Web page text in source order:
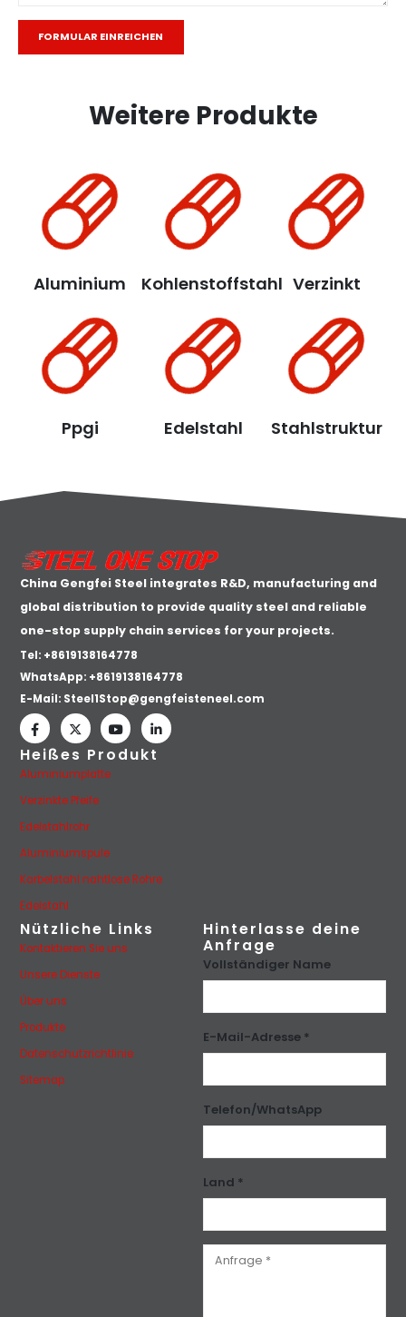
Weitere Produkte
Aluminium Kohlenstoffstahl Verzinkt
Ppgi Edelstahl Stahlstruktur
China Gengfei Steel integrates R&D, manufacturing and
global distribution to provide quality steel and reliable
one-stop supply chain services for your projects.
Tel: +8619138164778
WhatsApp: +8619138164778
E-Mail: Steel1Stop@gengfeisteneel.com
Heißes Produkt
Aluminiumplatte
Verzinkte Pfeife
Edelstahlrohr
Aluminiumspule
Karbelstahl nahtlose Rohre
Edelstahl
Nützliche Links
Kontaktieren Sie uns
Unsere Dienste
Über uns
Produkte
Datenschutzrichtlinie
Sitemap
Hinterlasse deine
Anfrage
Vollständiger Name
E-Mail-Adresse *
Telefon/WhatsApp
Land *